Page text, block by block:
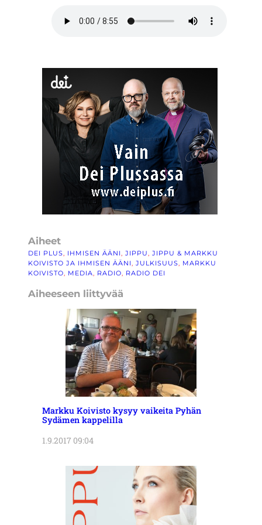
Aiheet
DEI PLUS, IHMISEN ÄÄNI, JIPPU, JIPPU & MARKKU
KOIVISTO JA IHMISEN ÄÄNI, JULKISUUS, MARKKU
KOIVISTO, MEDIA, RADIO, RADIO DEI
Aiheeseen liittyvää
Markku Koivisto kysyy vaikeita Pyhän
Sydämen kappelilla
1.9.2017 09:04